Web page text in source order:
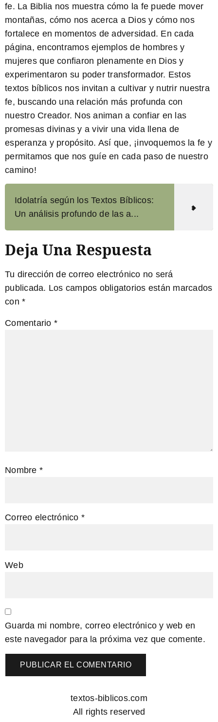
fe. La Biblia nos muestra cómo la fe puede mover
montañas, cómo nos acerca a Dios y cómo nos
fortalece en momentos de adversidad. En cada
página, encontramos ejemplos de hombres y
mujeres que confiaron plenamente en Dios y
experimentaron su poder transformador. Estos
textos bíblicosnos invitan a cultivar y nutrir nuestra
fe, buscando una relación más profunda con
nuestro Creador. Nos animan a confiar en las
promesas divinas y a vivir una vida llena de
esperanza y propósito. Así que, ¡invoquemos la fe y
permitamos que nos guíe en cada paso de nuestro
camino!
Idolatría según los Textos Bíblicos:
Un análisis profundo de las a...
Deja Una Respuesta
Tu dirección de correo electrónico no será
publicada. Los campos obligatorios están marcados
con *
Comentario *
Nombre *
Correo electrónico *
Web
Guarda mi nombre, correo electrónico y web en
este navegador para la próxima vez que comente.
textos-biblicos.com
All rights reserved